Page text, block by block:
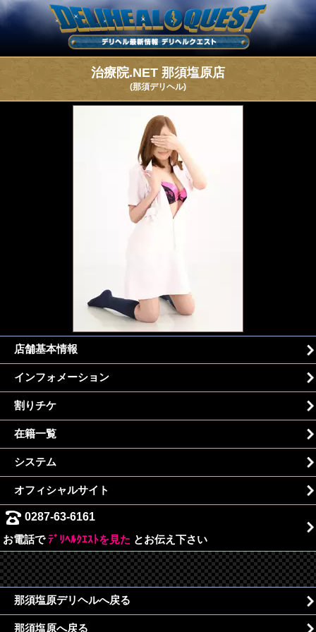
治療院.NET 那須塩原店
(那須デリヘル)
店舗基本情報
インフォメーション
割りチケ
在籍一覧
システム
オフィシャルサイト
0287-63-6161
お電話でﾃﾞﾘﾍﾙｸｴｽﾄを見た とお伝え下さい
那須塩原デリヘルへ戻る
那須塩原へ戻る